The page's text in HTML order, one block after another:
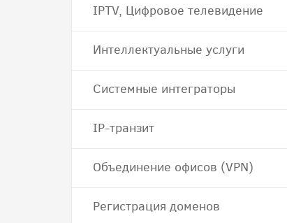
IPTV, Цифровое телевидение
Интеллектуальные услуги
Системные интеграторы
IP-транзит
Объединение офисов (VPN)
Регистрация доменов